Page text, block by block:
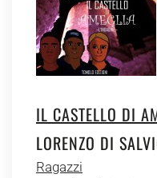
IL CASTELLO DI
LORENZO DI
Ragazzi